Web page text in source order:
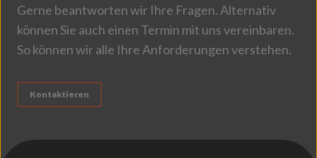
Gerne beantworten wir Ihre Fragen. Alternativ
können Sie auch einen Termin mit uns vereinbaren.
So können wir alle Ihre Anforderungen verstehen.
Kontaktieren